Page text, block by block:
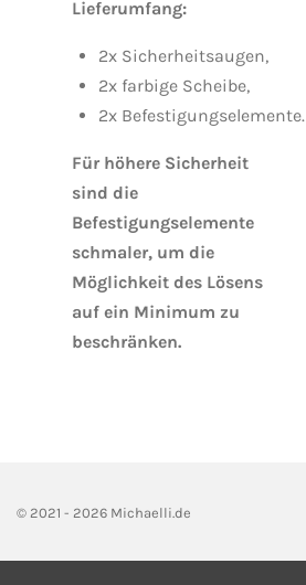
Lieferumfang:
2x Sicherheitsaugen,
2x farbige Scheibe,
2x Befestigungselemente.
Für höhere Sicherheit
sind die
Befestigungselemente
schmaler, um die
Möglichkeit des Lösens
auf ein Minimum zu
beschränken.
© 2021 - 2026 Michaelli.de